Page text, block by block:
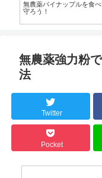
無農薬パイナップルを食
守ろう！
無農薬強力粉
法
Twitter
Pocket